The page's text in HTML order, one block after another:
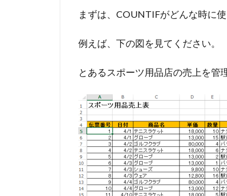
まずは、COUNTIFがどんな時に
例えば、下の図を見てください。
とあるスポーツ用品店の売上を管